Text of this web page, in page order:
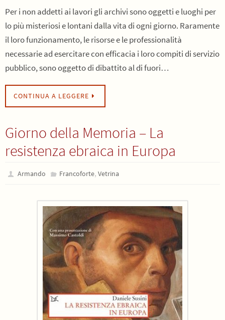
Per i non addetti ai lavori gli archivi sono oggetti e luoghi per
lo più misteriosi e lontani dalla vita di ogni giorno. Raramente
il loro funzionamento, le risorse e le professionalità
necessarie ad esercitare con efficacia i loro compiti di servizio
pubblico, sono oggetto di dibattito al di fuori…
CONTINUA A LEGGERE
Giorno della Memoria – La
resistenza ebraica in Europa
Armando Francoforte, Vetrina